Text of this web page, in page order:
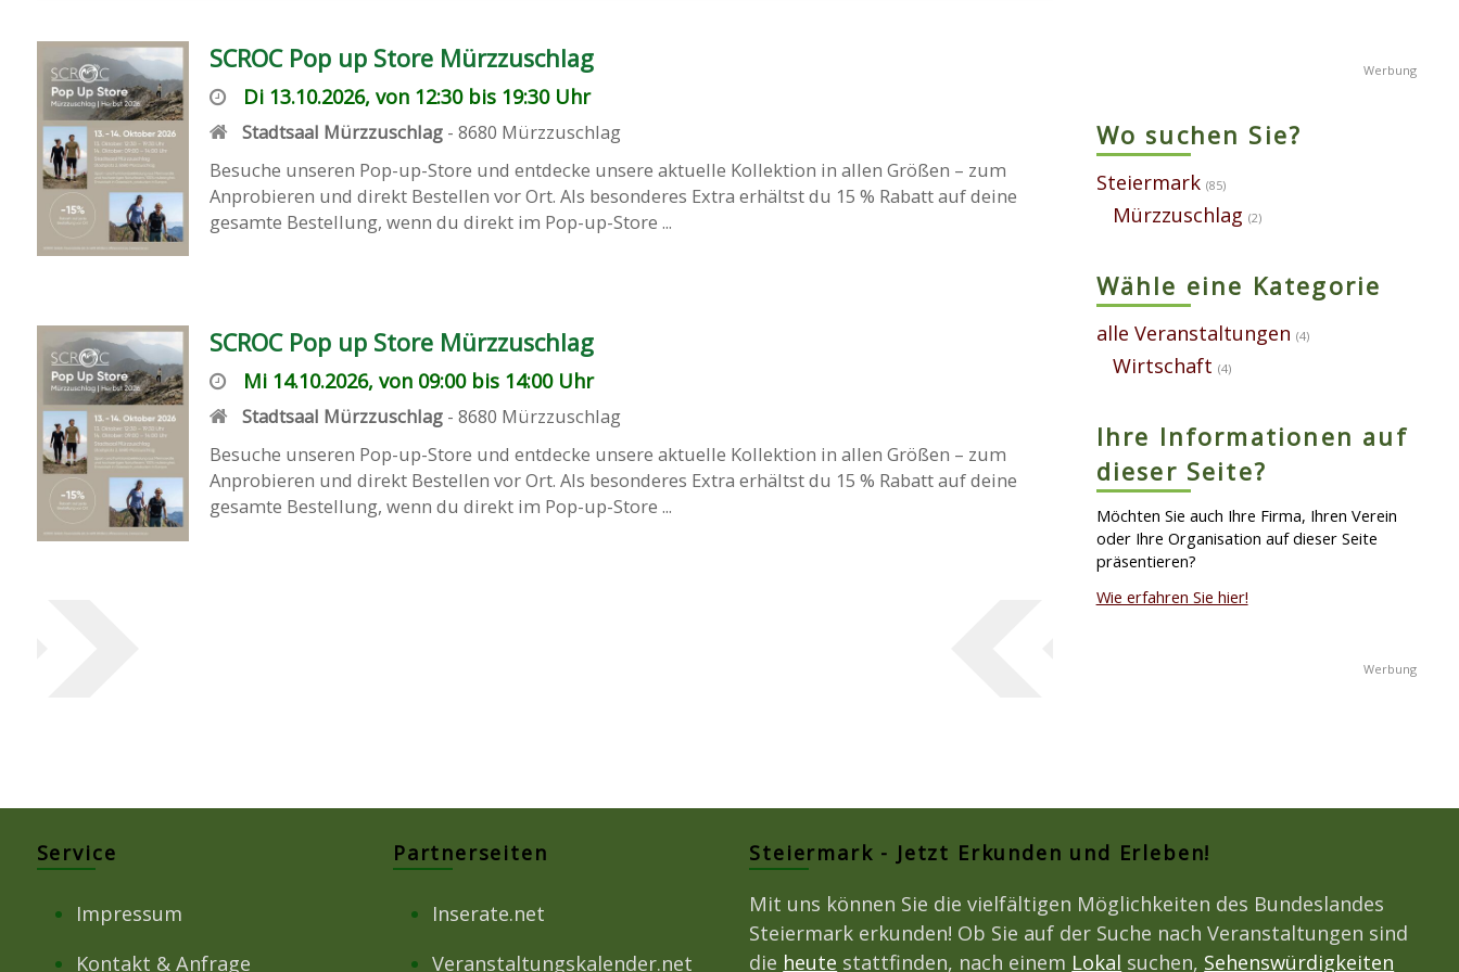
SCROC Pop up Store Mürzzuschlag
Di 13.10.2026, von 12:30 bis 19:30 Uhr
Stadtsaal Mürzzuschlag -8680 Mürzzuschlag
Besuche unseren Pop-up-Store und entdecke unsere aktuelle Kollektion in allen Größen – zum
Anprobieren und direkt Bestellen vor Ort. Als besonderes Extra erhältst du 15 % Rabatt auf deine
gesamte Bestellung, wenn du direkt im Pop-up-Store ...
SCROC Pop up Store Mürzzuschlag
Mi 14.10.2026, von 09:00 bis 14:00 Uhr
Stadtsaal Mürzzuschlag -8680 Mürzzuschlag
Besuche unseren Pop-up-Store und entdecke unsere aktuelle Kollektion in allen Größen – zum
Anprobieren und direkt Bestellen vor Ort. Als besonderes Extra erhältst du 15 % Rabatt auf deine
gesamte Bestellung, wenn du direkt im Pop-up-Store ...
Wo suchen Sie?
Steiermark (85)
Mürzzuschlag (2)
Wähle eine Kategorie
alle Veranstaltungen (4)
Wirtschaft (4)
Ihre Informationen auf
dieser Seite?
Möchten Sie auch Ihre Firma, Ihren Verein
oder Ihre Organisation auf dieser Seite
präsentieren?
Wie erfahren Sie hier!
Service
Impressum
Kontakt & Anfrage
Partnerseiten
Inserate.net
Veranstaltungskalender.net
Steiermark - Jetzt Erkunden und Erleben!
Mit uns können Sie die vielfältigen Möglichkeiten des Bundeslandes
Steiermark erkunden! Ob Sie auf der Suche nach Veranstaltungen sind
die heute stattfinden, nach einem Lokal suchen, Sehenswürdigkeiten